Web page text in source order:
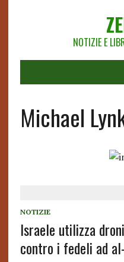
NOTIZIE E
Michael
NOTIZIE
Israele utilizza
contro i fedeli ad